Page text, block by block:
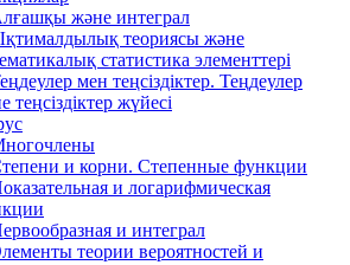
және интеграл
теориясы және
статистика элементтері
мен теңсіздіктер. Теңдеулер
теңсіздіктер жүйесі
и корни. Степенные функции
и логарифмическая
и интеграл
теории вероятностей и